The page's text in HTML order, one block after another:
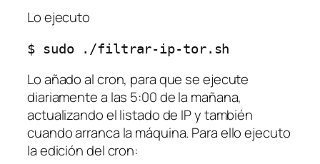
Lo ejecuto
$ sudo ./filtrar-ip-tor.sh
Lo añado al cron, para que se ejecute
diariamente a las 5:00 de la mañana,
actualizando el listado de IP y también
cuando arranca la máquina. Para ello ejecuto
la edición del cron: